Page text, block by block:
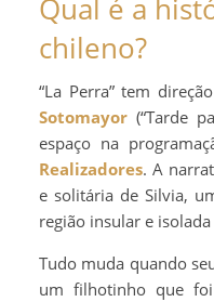
Qual é a
chileno?
“La Perra” tem
Sotomayor (“Tarde
espaço na
Realizadores. A
e solitária de Silvia,
região insular e
Tudo muda quando
um filhotinho que